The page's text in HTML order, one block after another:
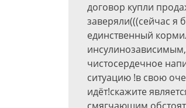
договор купли
заверяли(((сейчас я
единственный
чистосердечное
ситуацию !в свою
идёт!скажите